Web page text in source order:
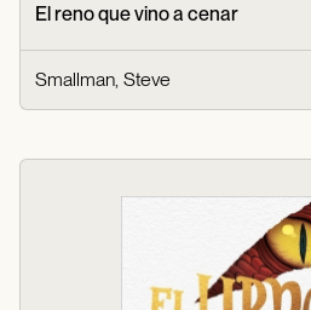
El reno que vino a cenar
Smallman, Steve